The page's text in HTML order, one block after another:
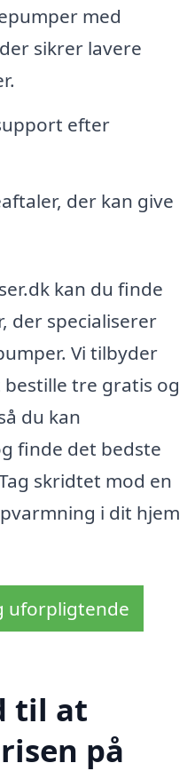
med
sikrer lavere
efter
der kan give
kan du finde
der specialiserer
Vi tilbyder
tre gratis og
du kan
finde det bedste
skridtet mod en
i dit hjem
uforpligtende
til at
på